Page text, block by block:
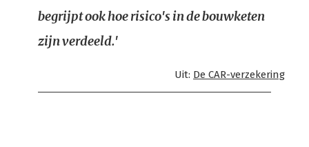
begrijpt ook hoe risico's in de bouwketen
zijn verdeeld.'
Uit: De CAR-verzekering